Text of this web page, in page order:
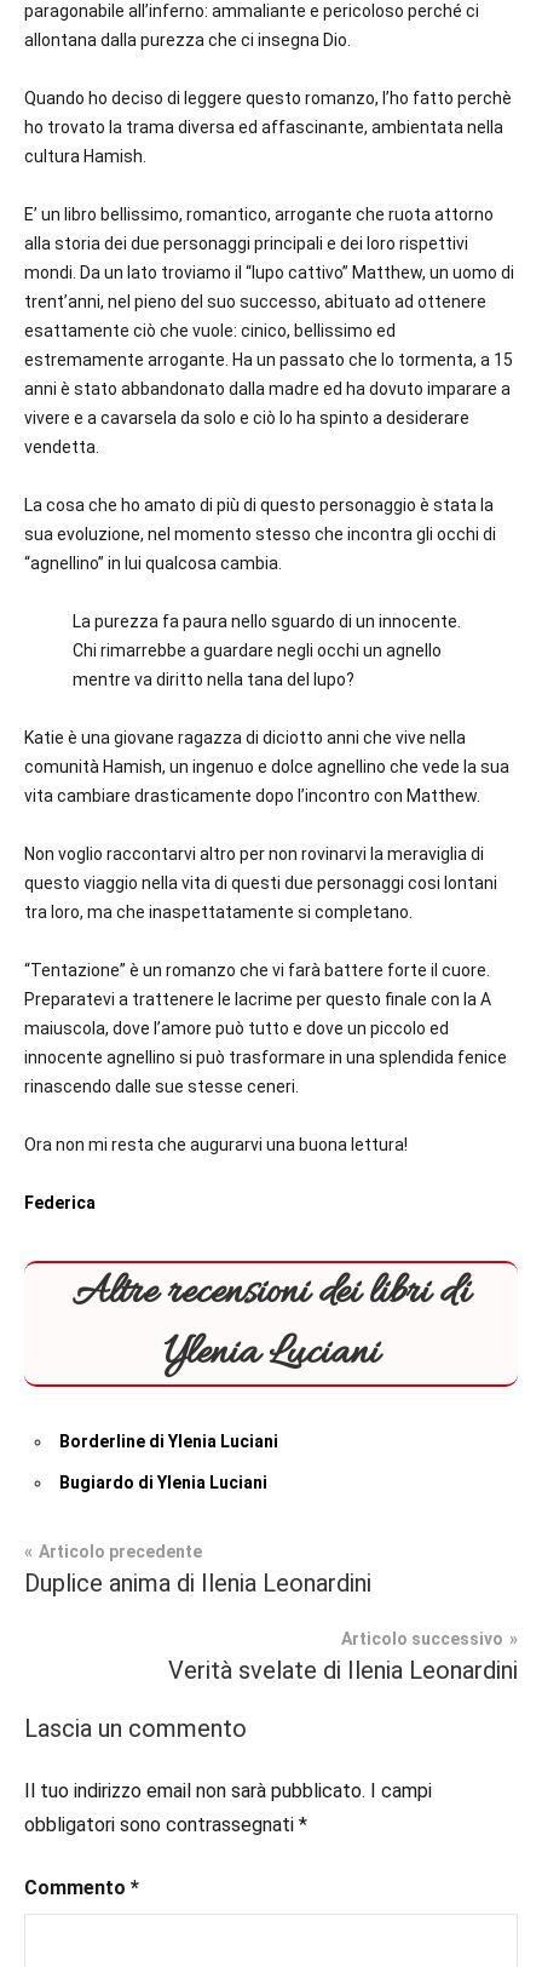
paragonabile all’inferno: ammaliante e pericoloso perché ci
allontana dalla purezza che ci insegna Dio.
Quando ho deciso di leggere questo romanzo, l’ho fatto perchè
ho trovato la trama diversa ed affascinante, ambientata nella
cultura Hamish.
E’ un libro bellissimo, romantico, arrogante che ruota attorno
alla storia dei due personaggi principali e dei loro rispettivi
mondi. Da un lato troviamo il “lupo cattivo” Matthew, un uomo di
trent’anni, nel pieno del suo successo, abituato ad ottenere
esattamente ciò che vuole: cinico, bellissimo ed
estremamente arrogante. Ha un passato che lo tormenta, a 15
anni è stato abbandonato dalla madre ed ha dovuto imparare a
vivere e a cavarsela da solo e ciò lo ha spinto a desiderare
vendetta.
La cosa che ho amato di più di questo personaggio è stata la
sua evoluzione, nel momento stesso che incontra gli occhi di
“agnellino” in lui qualcosa cambia.
La purezza fa paura nello sguardo di un innocente.
Chi rimarrebbe a guardare negli occhi un agnello
mentre va diritto nella tana del lupo?
Katie è una giovane ragazza di diciotto anni che vive nella
comunità Hamish, un ingenuo e dolce agnellino che vede la sua
vita cambiare drasticamente dopo l’incontro con Matthew.
Non voglio raccontarvi altro per non rovinarvi la meraviglia di
questo viaggio nella vita di questi due personaggi cosi lontani
tra loro, ma che inaspettatamente si completano.
“Tentazione” è un romanzo che vi farà battere forte il cuore.
Preparatevi a trattenere le lacrime per questo finale con la A
maiuscola, dove l’amore può tutto e dove un piccolo ed
innocente agnellino si può trasformare in una splendida fenice
rinascendo dalle sue stesse ceneri.
Ora non mi resta che augurarvi una buona lettura!
Federica
Altre recensioni dei libri di
Ylenia Luciani
Borderline di Ylenia Luciani
Bugiardo di Ylenia Luciani
Tag
#booklover,
#ebook
#inspiration,
#ioleggo,
Contemporary
piano
Recensioni
Navigazione
Articolo precedente
Duplice anima di Ilenia Leonardini
Articolo successivo
Verità svelate di Ilenia Leonardini
Lascia un commento
Il tuo indirizzo email non sarà pubblicato. I campi
obbligatori sono contrassegnati *
Commento *